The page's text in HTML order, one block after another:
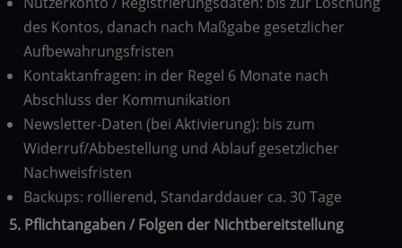
des Kontos, danach nach Maßgabe gesetzlicher
Aufbewahrungsfristen
Kontaktanfragen: in der Regel 6 Monate nach
Abschluss der Kommunikation
Newsletter-Daten (bei Aktivierung): bis zum
Widerruf/Abbestellung und Ablauf gesetzlicher
Nachweisfristen
Backups: rollierend, Standarddauer ca. 30 Tage
5. Pflichtangaben / Folgen der Nichtbereitstellung